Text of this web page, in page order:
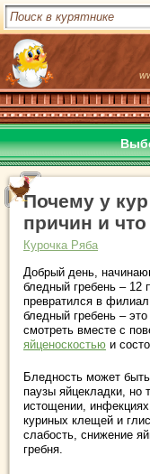
Почему у
причин и
Курочка Ряба
Добрый день,
бледный гребень – 12
превратился в
бледный гребень –
смотреть вместе с
яйценоскостью и
Бледность может
паузы яйцекладки, но
истощении,
куриных клещей и
слабость, снижение
гребня.